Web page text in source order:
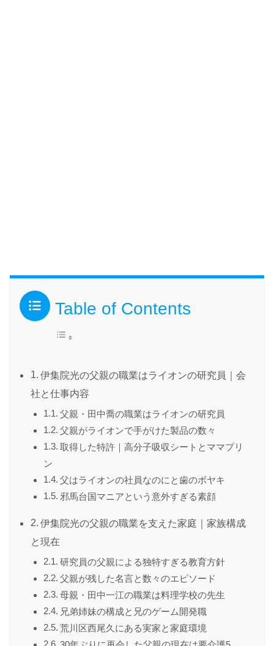
Table of Contents
伊集院光の父親の職業はライオンの研究員｜会
社と仕事内容
父親・田中喬の職業はライオンの研究員
父親がライオンで手がけた製品の数々
取得した特許｜高分子吸収シートとママプリ
ン
父はライオンの社員なのにと歯のボヤキ
邪馬台国マニアという意外すぎる素顔
伊集院光の父親の職業を支えた家庭｜家族構成
と現在
研究員の父親による独特すぎる教育方針
父親が残した名言と数々のエピソード
母親・田中一江の職業は料理学校の先生
兄弟姉妹の構成と兄のゲーム開発職
荒川区西尾久にある実家と家庭環境